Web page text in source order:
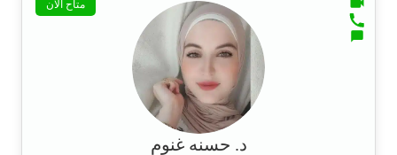
متاح الآن
د. حسنه غنوم